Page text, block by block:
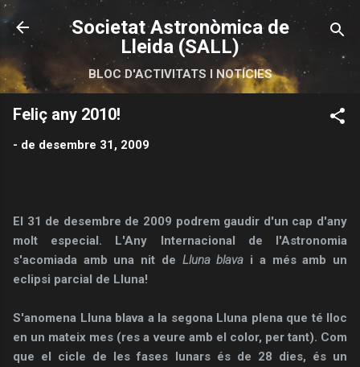
Salta al contingut principal
Societat Astronòmica de
Lleida (SALL)
BLOC D'ACTIVITATS I NOTÍCIES
Feliç any 2010!
- de desembre 31, 2009
El 31 de desembre de 2009 podrem gaudir d'un cap d'any
molt especial. L'Any Internacional de l'Astronomia
s'acomiada amb una nit de Lluna blava i a més amb un
eclipsi parcial de Lluna!
S'anomena Lluna blava a la segona Lluna plena que té lloc
en un mateix mes (res a veure amb el color, per tant). Com
que el cicle de les fases lunars és de 28 dies, és un